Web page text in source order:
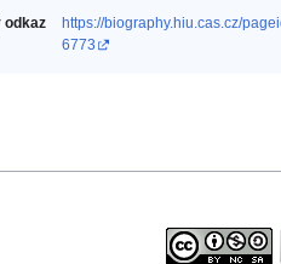
odkaz
https://biography.hiu.cas.cz/
6773